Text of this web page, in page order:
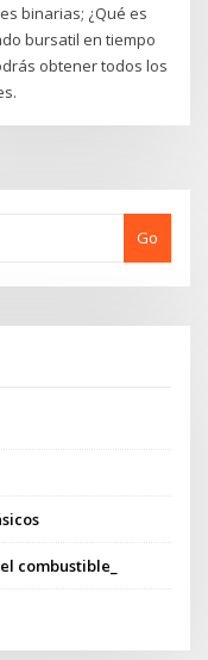
binarias; ¿Qué es
bursatil en tiempo
obtener todos los
Go
combustible_